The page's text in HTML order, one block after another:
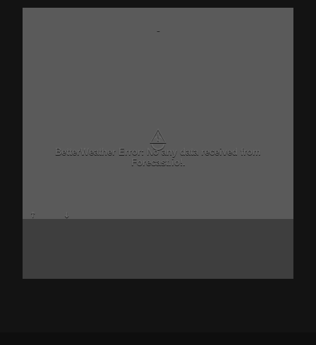
-
⚠
BetterWeather Error: No any data received from
Forecast.io!.